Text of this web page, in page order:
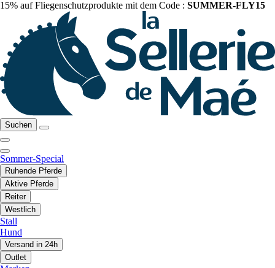
15% auf Fliegenschutzprodukte mit dem Code : SUMMER-FLY15
Suchen
Sommer-Special
Ruhende Pferde
Aktive Pferde
Reiter
Westlich
Stall
Hund
Versand in 24h
Outlet